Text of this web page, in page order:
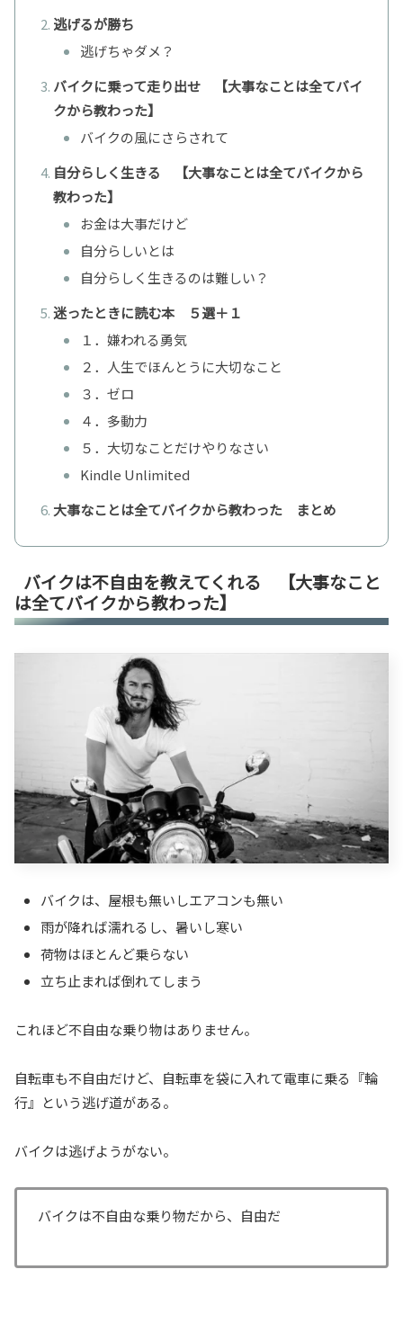
逃げるが勝ち
逃げちゃダメ？
バイクに乗って走り出せ 【大事なことは全てバイ
クから教わった】
バイクの風にさらされて
自分らしく生きる 【大事なことは全てバイクから
教わった】
お金は大事だけど
自分らしいとは
自分らしく生きるのは難しい？
迷ったときに読む本 ５選＋１
１．嫌われる勇気
２．人生でほんとうに大切なこと
３．ゼロ
４．多動力
５．大切なことだけやりなさい
Kindle Unlimited
大事なことは全てバイクから教わった まとめ
バイクは不自由を教えてくれる 【大事なこと
は全てバイクから教わった】
バイクは、屋根も無いしエアコンも無い
雨が降れば濡れるし、暑いし寒い
荷物はほとんど乗らない
立ち止まれば倒れてしまう
これほど不自由な乗り物はありません。
自転車も不自由だけど、自転車を袋に入れて電車に乗る『輪
行』という逃げ道がある。
バイクは逃げようがない。
バイクは不自由な乗り物だから、自由だ